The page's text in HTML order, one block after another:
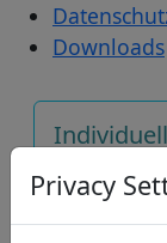
Downloads
Egal für
Privacy